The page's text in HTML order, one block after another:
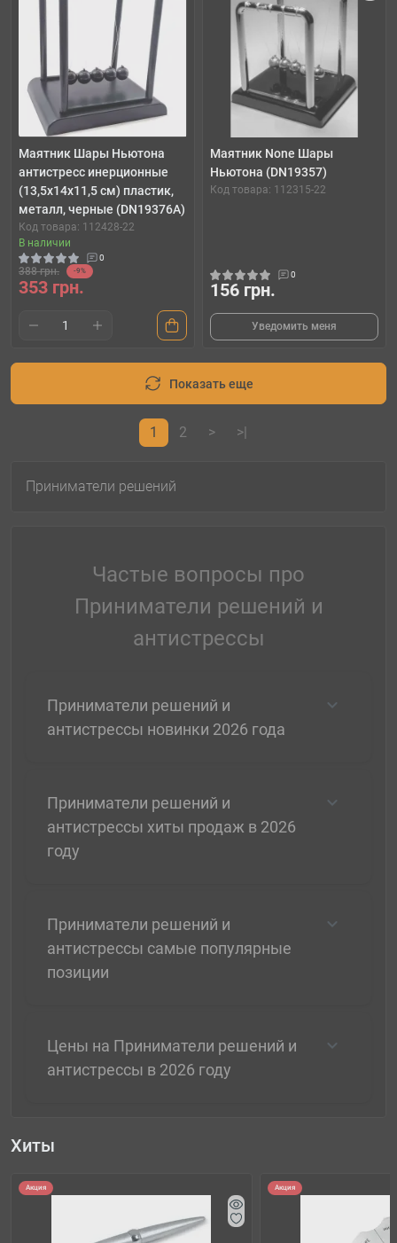
Маятник Шары Ньютона
антистресс инерционные
(13,5х14х11,5 см) пластик,
металл, черные (DN19376A)
Код товара: 112428-22
В наличии
0
388 грн. -9%
353 грн.
Маятник None Шары
Ньютона (DN19357)
Код товара: 112315-22
0
156 грн.
Уведомить меня
Показать еще
1 2 > >|
Приниматели решений
Частые вопросы про
Приниматели решений и
антистрессы
Приниматели решений и
антистрессы новинки 2026 года
Приниматели решений и
антистрессы хиты продаж в 2026
году
Приниматели решений и
антистрессы самые популярные
позиции
Цены на Приниматели решений и
антистрессы в 2026 году
Хиты
Акция Акция